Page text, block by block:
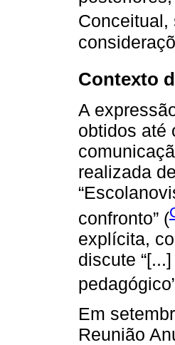
Conceitual,
Contexto
A
obtidos até
realizada
confronto” (
explícita,
discute
Em
Reunião